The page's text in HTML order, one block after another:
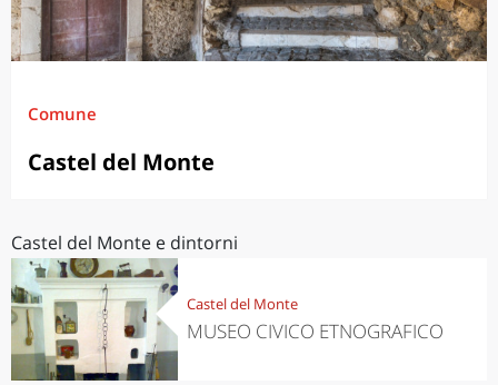
Comune
Castel del Monte
Castel del Monte e dintorni
Castel del Monte
MUSEO CIVICO ETNOGRAFICO